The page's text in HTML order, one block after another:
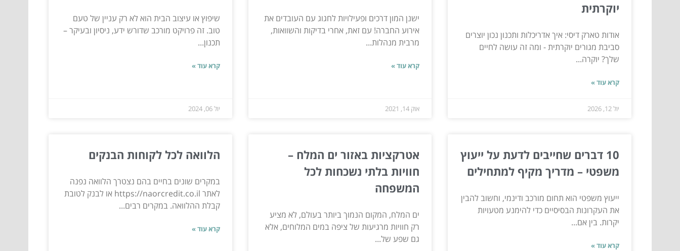
יוקרתית
אודות טארק דיסי: איך אדריכלות ותכנון נכון יוצרים
סביבת מגורים יוקרתית - ומה זה עושה לחיים
שלך? יוקרה...
קרא עוד »
יול 12, 2026
ישנן המון דרכים ופעילויות לחגוג עם העובדים את
אירוע החברה! עם זאת, אחרי בדיקות והשוואות,
מרבית מנהלות...
קרא עוד »
אוק 14, 2021
שיפוץ או עיצוב הבית הוא לא רק עניין של טעם
טוב. זה פרויקט מורכב שדורש ידע, ניסיון ובעיקר –
תכנון...
קרא עוד »
יול 06, 2024
10 דברים שחייבים לדעת על ייעוץ
משפטי – מדריך מקיף למתחילים
ייעוץ משפטי הוא תחום מורכב ודינמי, וחשוב להבין
את העקרונות הבסיסיים כדי להימנע מטעויות
יקרות. בין אם...
קרא עוד »
אטרקציות באזור ים המלח –
חוויות בלתי נשכחות לכל
המשפחה
ים המלח, המקום הנמוך ביותר בעולם, לא מציע
רק חוויות מרגיעות של ציפה במים המלוחים, אלא
גם שפע של...
הלוואה לכל לקוחות הבנקים
במקרים שונים בחיים בהם נצטרך הלוואה נפנה
לאתר https://naorcredit.co.il או לבנק לטובת
קבלת ההלוואה. במקרים רבים...
קרא עוד »